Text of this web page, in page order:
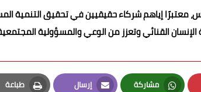
معتبرًا إياهم شركاء حقيقيين في تحقيق التنمية
القنائي وتعزز من الوعي والمسؤولية
مشاركة إرسال طباعة